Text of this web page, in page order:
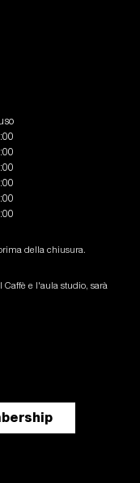
della chiusura.
Caffè e l'aula studio, sarà